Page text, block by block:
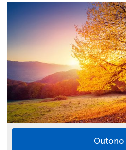
Outono